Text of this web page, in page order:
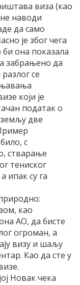
виза (као
наводи
да само
је због чега
би она показала
забрањено да
се
који је
податак о
земљу две
с
стварање
тениског
ипак су га
као
АО, да бисте
огроман, а
визу и шаљу
Као да сте у
Новак чека